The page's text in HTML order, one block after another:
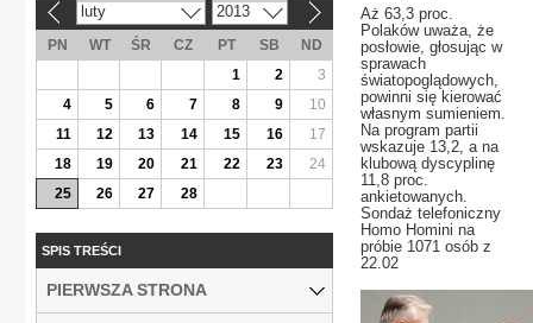
Aż 63,3 proc.
Polaków uważa, że
posłowie, głosując w
sprawach
światopoglądowych,
powinni się kierować
własnym sumieniem.
Na program partii
wskazuje 13,2, a na
klubową dyscyplinę
11,8 proc.
ankietowanych.
Sondaż telefoniczny
Homo Homini na
próbie 1071 osób z
22.02
luty 2013
PN WT ŚR CZ PT SB
ND
1
2
3
4
5 6 7 8 9
10
11
12 13 14 15 16
17
18
19 20 21 22 23
24
25
26 27 28
SPIS TREŚCI
PIERWSZA STRONA